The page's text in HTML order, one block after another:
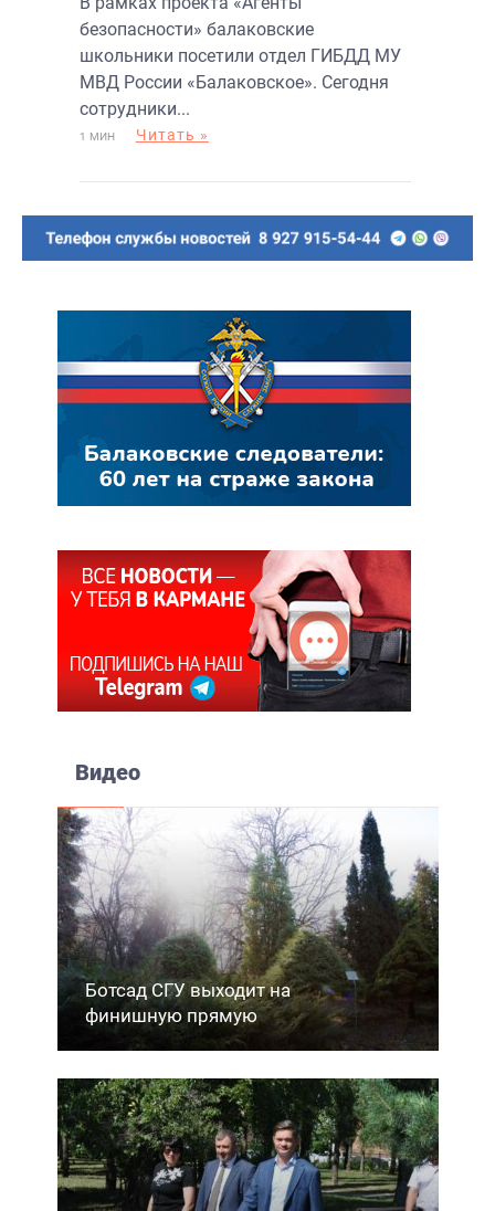
безопасности» балаковские
школьники посетили отдел ГИБДД МУ
МВД России «Балаковское». Сегодня
сотрудники...
1 МИН Читать »
Видео
Ботсад СГУ выходит на
финишную прямую